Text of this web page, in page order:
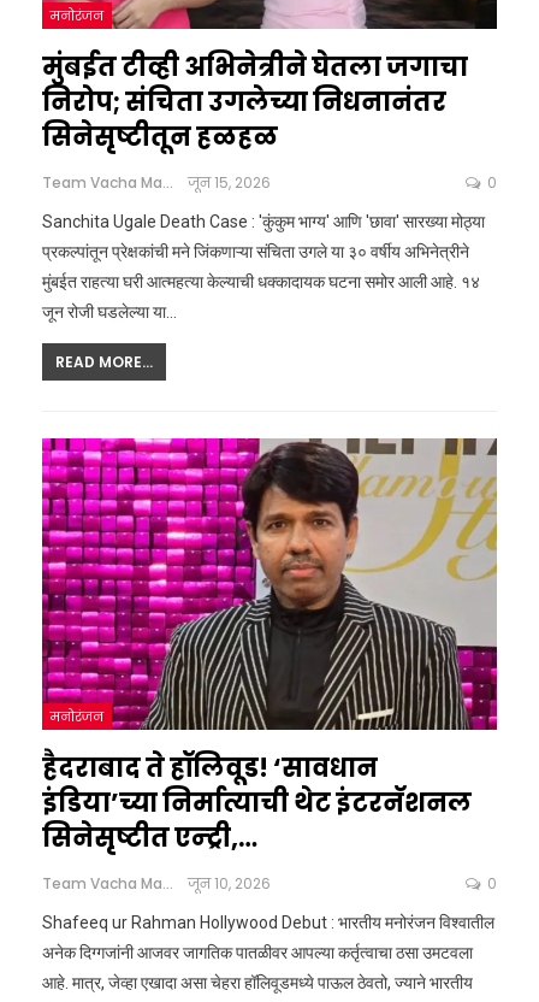
मनोरंजन
मुंबईत टीव्ही अभिनेत्रीने घेतला जगाचा
निरोप; संचिता उगलेच्या निधनानंतर
सिनेसृष्टीतून हळहळ
Team Vacha Marathi जून 15, 2026 0
Sanchita Ugale Death Case : 'कुंकुम भाग्य' आणि 'छावा' सारख्या मोठ्या
प्रकल्पांतून प्रेक्षकांची मने जिंकणाऱ्या संचिता उगले या ३० वर्षीय अभिनेत्रीने
मुंबईत राहत्या घरी आत्महत्या केल्याची धक्कादायक घटना समोर आली आहे. १४
जून रोजी घडलेल्या या…
READ MORE...
मनोरंजन
हैदराबाद ते हॉलिवूड! ‘सावधान
इंडिया’च्या निर्मात्याची थेट इंटरनॅशनल
सिनेसृष्टीत एन्ट्री,…
Team Vacha Marathi जून 10, 2026 0
Shafeeq ur Rahman Hollywood Debut : भारतीय मनोरंजन विश्वातील
अनेक दिग्गजांनी आजवर जागतिक पातळीवर आपल्या कर्तृत्वाचा ठसा उमटवला
आहे. मात्र, जेव्हा एखादा असा चेहरा हॉलिवूडमध्ये पाऊल ठेवतो, ज्याने भारतीय